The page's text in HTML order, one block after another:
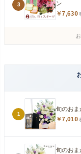
3
ン
￥7,630
1
旬のおま
￥7,010
旬のおま